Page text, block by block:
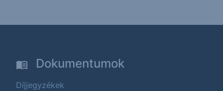
Dokumentumok
Díjjegyzékek